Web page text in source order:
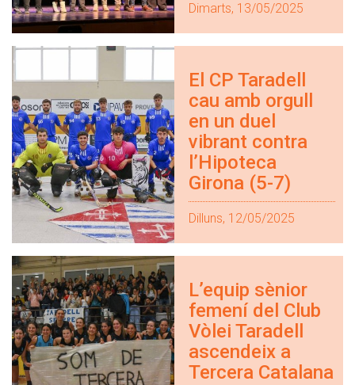
Dimarts, 13/05/2025
El CP Taradell
cau amb orgull
en un duel
vibrant contra
l’Hipoteca
Girona (5-7)
Dilluns, 12/05/2025
L’equip sènior
femení del Club
Vòlei Taradell
ascendeix a
Tercera Catalana